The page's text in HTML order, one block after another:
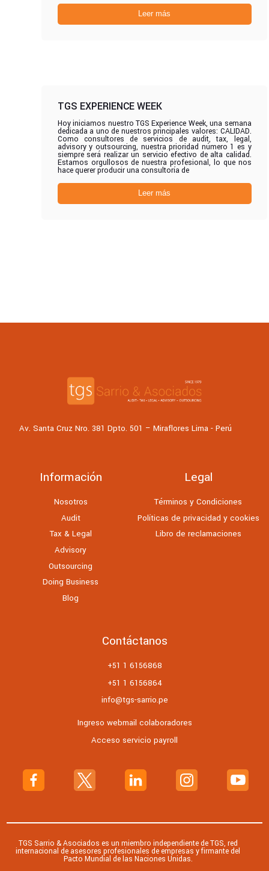
Leer más
TGS EXPERIENCE WEEK
Hoy iniciamos nuestro TGS Experience Week, una semana
dedicada a uno de nuestros principales valores: CALIDAD.
Como consultores de servicios de audit, tax, legal,
advisory y outsourcing, nuestra prioridad número 1 es y
siempre será realizar un servicio efectivo de alta calidad.
Estamos orgullosos de nuestra profesional, lo que nos
hace querer producir una consultoría de
Leer más
Av. Santa Cruz Nro. 381 Dpto. 501 – Miraflores Lima - Perú
Información
Nosotros
Audit
Tax & Legal
Advisory
Outsourcing
Doing Business
Blog
Legal
Términos y Condiciones
Políticas de privacidad y cookies
Libro de reclamaciones
Contáctanos
+51 1 6156868
+51 1 6156864
info@tgs-sarrio.pe
Ingreso webmail colaboradores
Acceso servicio payroll
TGS Sarrio & Asociados es un miembro independiente de TGS, red
internacional de asesores profesionales de empresas y firmante del
Pacto Mundial de las Naciones Unidas.